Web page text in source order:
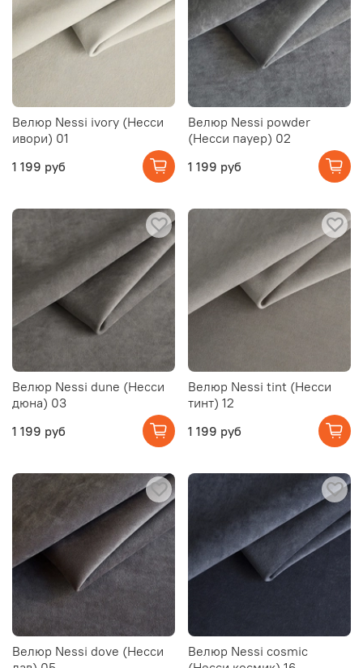
Велюр Nessi ivory (Несси
ивори) 01
1 199 руб
Велюр Nessi powder
(Несси пауер) 02
1 199 руб
Велюр Nessi dune (Несси
дюна) 03
1 199 руб
Велюр Nessi tint (Несси
тинт) 12
1 199 руб
Велюр Nessi dove (Несси
Велюр Nessi cosmic